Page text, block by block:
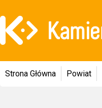
Strona Główna Powiat